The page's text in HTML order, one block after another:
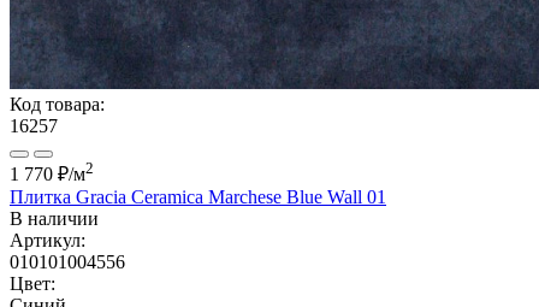
Код товара:
16257
1 770 ₽/м2
Плитка Gracia Ceramica Marchese Blue Wall 01
В наличии
Артикул:
010101004556
Цвет: